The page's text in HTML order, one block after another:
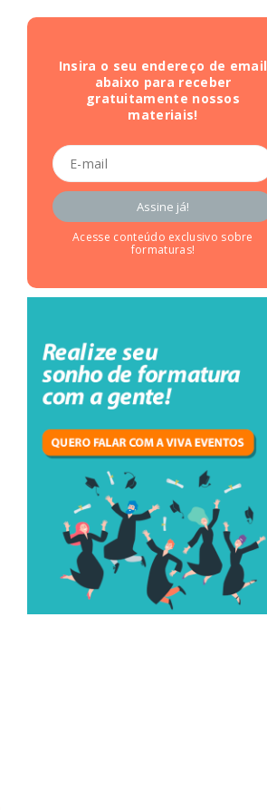
Insira o seu endereço de email
abaixo para receber
gratuitamente nossos
materiais!
Acesse conteúdo exclusivo sobre
formaturas!